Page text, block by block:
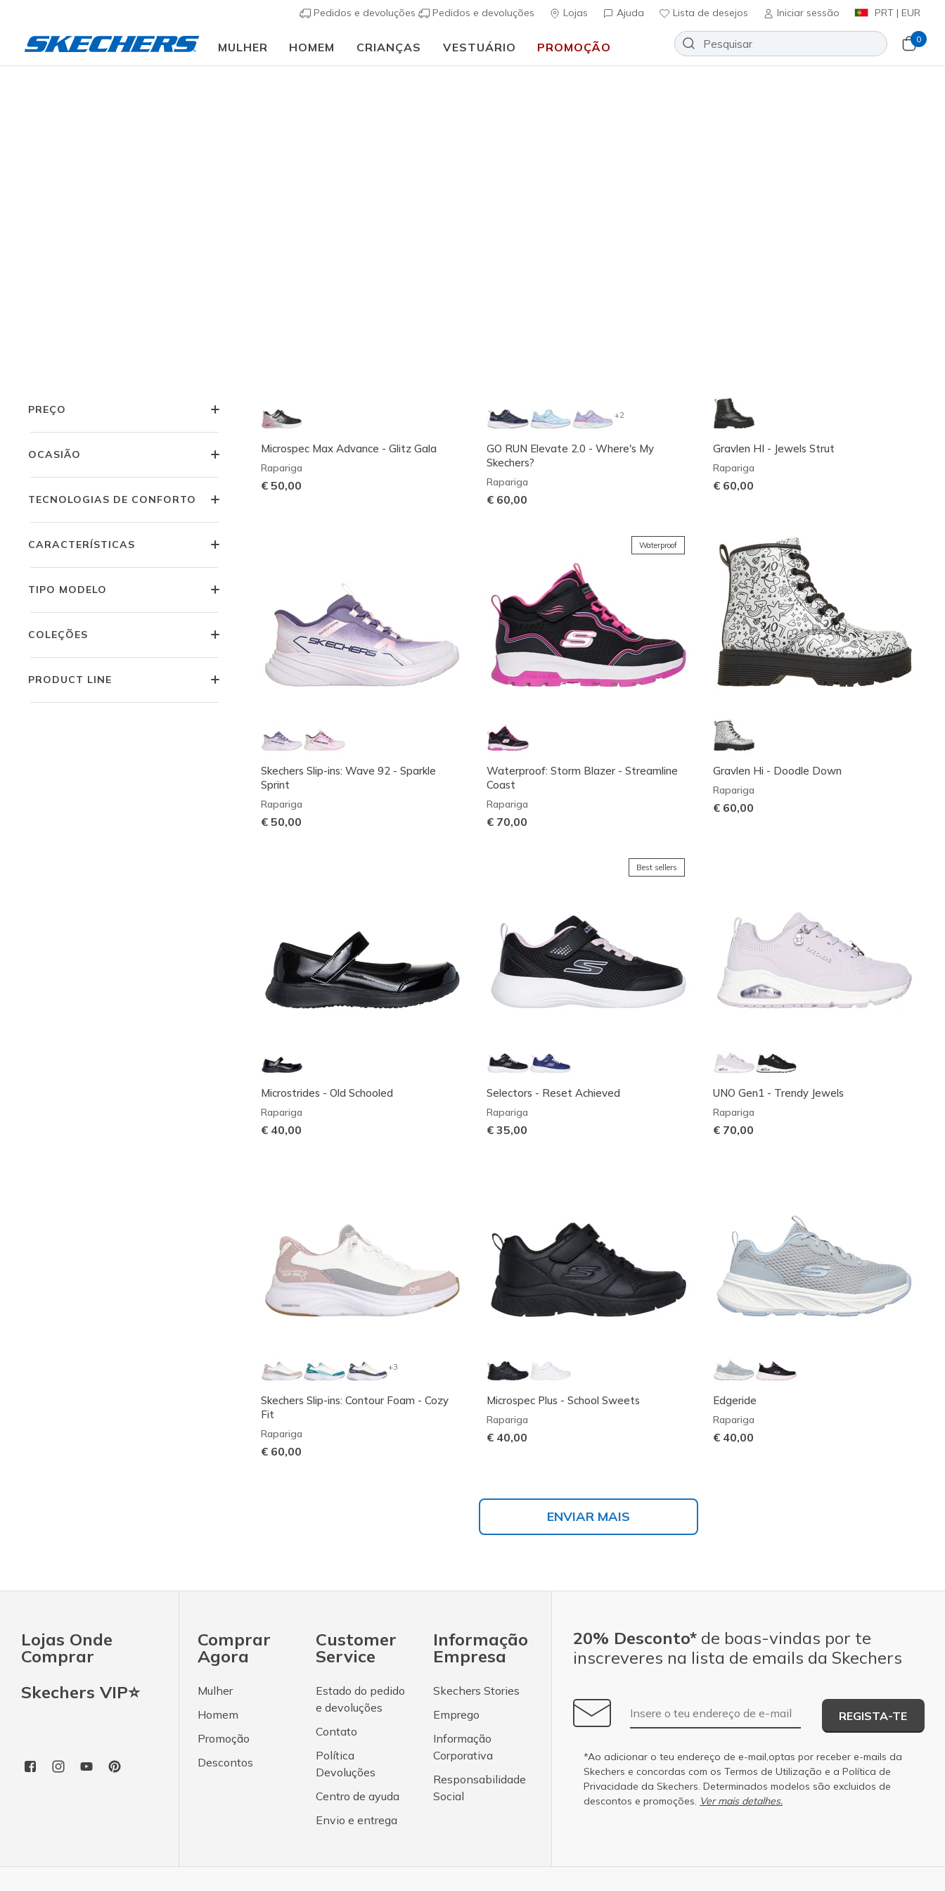
Pedidos e devoluções Pedidos e devoluções Lojas Ajuda Lista de desejos Iniciar sessão PRT | EUR
MULHER HOMEM CRIANÇAS VESTUÁRIO PROMOÇÃO
0
PREÇO
OCASIÃO
TECNOLOGIAS DE CONFORTO
CARACTERÍSTICAS
TIPO MODELO
COLEÇÕES
PRODUCT LINE
Microspec Max Advance - Glitz Gala
Rapariga
€ 50,00
+2
GO RUN Elevate 2.0 - Where's My
Skechers?
Rapariga
€ 60,00
Gravlen HI - Jewels Strut
Rapariga
€ 60,00
Skechers Slip-ins: Wave 92 - Sparkle
Sprint
Rapariga
€ 50,00
Waterproof
Waterproof: Storm Blazer - Streamline
Coast
Rapariga
€ 70,00
Gravlen Hi - Doodle Down
Rapariga
€ 60,00
Microstrides - Old Schooled
Rapariga
€ 40,00
Best sellers
Selectors - Reset Achieved
Rapariga
€ 35,00
UNO Gen1 - Trendy Jewels
Rapariga
€ 70,00
+3
Skechers Slip-ins: Contour Foam - Cozy
Fit
Rapariga
€ 60,00
Microspec Plus - School Sweets
Rapariga
€ 40,00
Edgeride
Rapariga
€ 40,00
ENVIAR MAIS
Lojas Onde
Comprar
Skechers VIP⭐
Comprar
Agora
Mulher
Homem
Promoção
Descontos
Customer
Service
Estado do pedido
e devoluções
Contato
Política
Devoluções
Centro de ayuda
Envio e entrega
Informação
Empresa
Skechers Stories
Emprego
Informação
Corporativa
Responsabilidade
Social
20% Desconto* de boas-vindas por te
inscreveres na lista de emails da Skechers
Endereço de e-mail
REGISTA-TE
*Ao adicionar o teu endereço de e-mail,optas por receber e-mails da
Skechers e concordas com os Termos de Utilização e a Política de
Privacidade da Skechers. Determinados modelos são excluidos de
descontos e promoções. Ver mais detalhes.